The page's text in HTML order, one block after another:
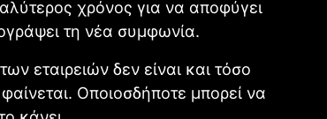
χρόνος για να αποφύγει
τη νέα συμφωνία.
εταιρειών δεν είναι και τόσο
Οποιοσδήποτε μπορεί να